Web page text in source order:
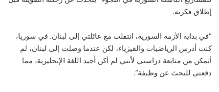
إطلاق فكرته.
“في بداية الأزمة السورية، انتقلت مع عائلتي إلى لبنان. في سوريا،
كنت أدرس الرياضيات والفيزياء، لكن عندما وصلت إلى لبنان، لم
أتمكن من متابعة دراستي لأنني لم أكن أجيد اللغة الإنجليزية، مما
دفعني للبحث عن وظيفة”.